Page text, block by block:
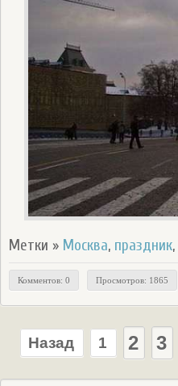
Метки » Москва, праздник,
Комментов: 0 Просмотров: 1865
Назад 1 2 3